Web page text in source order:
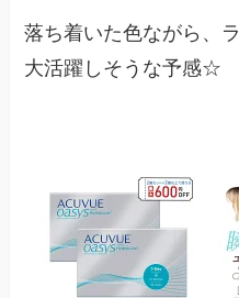
落ち着いた色ながら、
大活躍しそうな予感☆